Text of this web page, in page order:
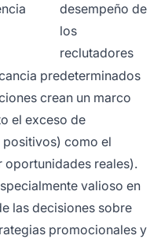
desempeño de
los
reclutadores
predeterminados
crean un marco
el exceso de
positivos) como el
reales).
valioso en
las decisiones sobre
promocionales y